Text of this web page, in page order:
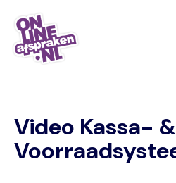
Naar
hoofdinhoud
Video Kassa- &